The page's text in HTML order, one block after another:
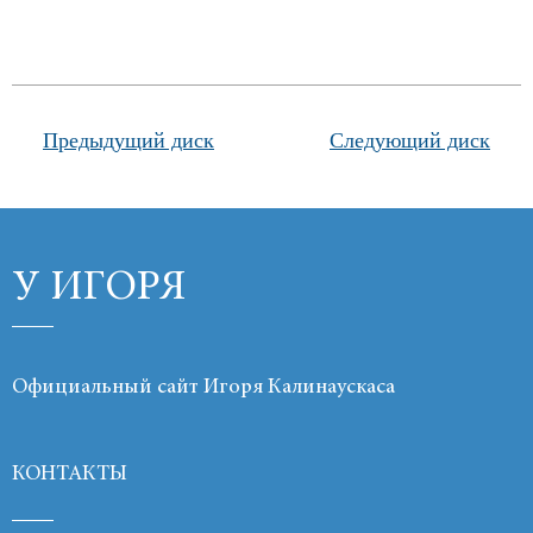
Предыдущий диск Следующий диск
У ИГОРЯ
Официальный сайт Игоря Калинаускаса
КОНТАКТЫ